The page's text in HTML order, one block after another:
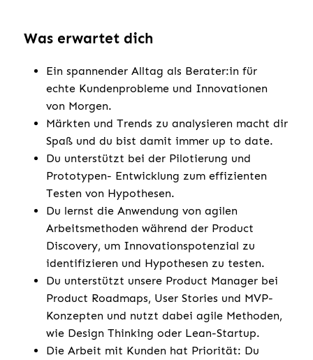
Was erwartet dich
Ein spannender Alltag als Berater:in für
echte Kundenprobleme und Innovationen
von Morgen.
Märkten und Trends zu analysieren macht dir
Spaß und du bist damit immer up to date.
Du unterstützt bei der Pilotierung und
Prototypen- Entwicklung zum effizienten
Testen von Hypothesen.
Du lernst die Anwendung von agilen
Arbeitsmethoden während der Product
Discovery, um Innovationspotenzial zu
identifizieren und Hypothesen zu testen.
Du unterstützt unsere Product Manager bei
Product Roadmaps, User Stories und MVP-
Konzepten und nutzt dabei agile Methoden,
wie Design Thinking oder Lean-Startup.
Die Arbeit mit Kunden hat Priorität: Du